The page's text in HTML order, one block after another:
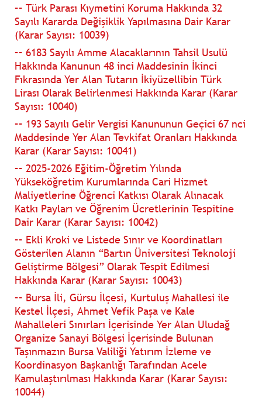
–– Türk Parası Kıymetini Koruma Hakkında 32
Sayılı Kararda Değişiklik Yapılmasına Dair Karar
(Karar Sayısı: 10039)
–– 6183 Sayılı Amme Alacaklarının Tahsil Usulü
Hakkında Kanunun 48 inci Maddesinin İkinci
Fıkrasında Yer Alan Tutarın İkiyüzellibin Türk
Lirası Olarak Belirlenmesi Hakkında Karar (Karar
Sayısı: 10040)
–– 193 Sayılı Gelir Vergisi Kanununun Geçici 67 nci
Maddesinde Yer Alan Tevkifat Oranları Hakkında
Karar (Karar Sayısı: 10041)
–– 2025-2026 Eğitim-Öğretim Yılında
Yükseköğretim Kurumlarında Cari Hizmet
Maliyetlerine Öğrenci Katkısı Olarak Alınacak
Katkı Payları ve Öğrenim Ücretlerinin Tespitine
Dair Karar (Karar Sayısı: 10042)
–– Ekli Kroki ve Listede Sınır ve Koordinatları
Gösterilen Alanın “Bartın Üniversitesi Teknoloji
Geliştirme Bölgesi” Olarak Tespit Edilmesi
Hakkında Karar (Karar Sayısı: 10043)
–– Bursa İli, Gürsu İlçesi, Kurtuluş Mahallesi ile
Kestel İlçesi, Ahmet Vefik Paşa ve Kale
Mahalleleri Sınırları İçerisinde Yer Alan Uludağ
Organize Sanayi Bölgesi İçerisinde Bulunan
Taşınmazın Bursa Valiliği Yatırım İzleme ve
Koordinasyon Başkanlığı Tarafından Acele
Kamulaştırılması Hakkında Karar (Karar Sayısı:
10044)